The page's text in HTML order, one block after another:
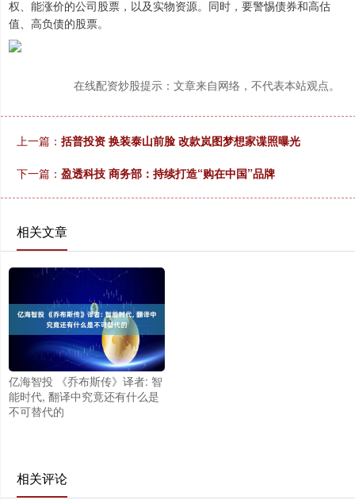
权、能涨价的公司股票，以及实物资源。同时，要警惕债券和高估
值、高负债的股票。
在线配资炒股提示：文章来自网络，不代表本站观点。
上一篇： 括普投资 换装泰山前脸 改款岚图梦想家谍照曝光
下一篇： 盈透科技 商务部：持续打造“购在中国”品牌
相关文章
亿海智投 《乔布斯传》译者: 智
能时代, 翻译中究竟还有什么是
不可替代的
相关评论